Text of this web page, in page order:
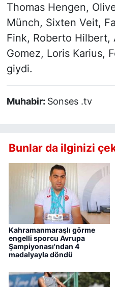
Thomas Hengen,
Münch, Sixten Veit,
Fink, Roberto Hilbert,
Gomez, Loris Karius,
giydi.
Muhabir: Sonses .tv
Bunlar da ilginizi
Kahramanmaraşlı görme
engelli sporcu Avrupa
Şampiyonası'ndan 4
madalyayla döndü